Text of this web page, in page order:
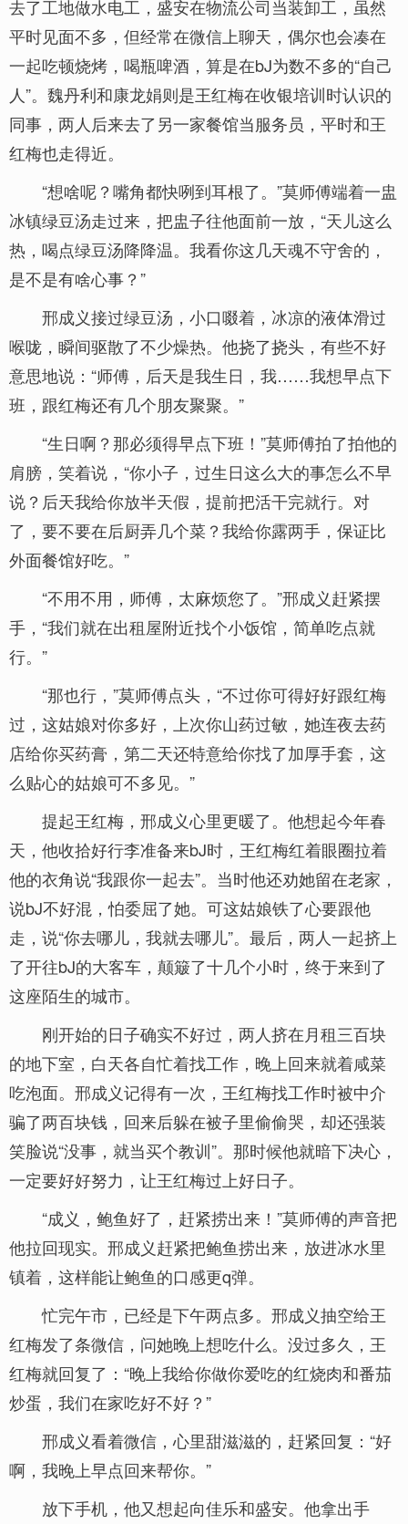
去了工地做水电工，盛安在物流公司当装卸工，虽然
平时见面不多，但经常在微信上聊天，偶尔也会凑在
一起吃顿烧烤，喝瓶啤酒，算是在bJ为数不多的“自己
人”。魏丹利和康龙娟则是王红梅在收银培训时认识的
同事，两人后来去了另一家餐馆当服务员，平时和王
红梅也走得近。
“想啥呢？嘴角都快咧到耳根了。”莫师傅端着一盅
冰镇绿豆汤走过来，把盅子往他面前一放，“天儿这么
热，喝点绿豆汤降降温。我看你这几天魂不守舍的，
是不是有啥心事？”
邢成义接过绿豆汤，小口啜着，冰凉的液体滑过
喉咙，瞬间驱散了不少燥热。他挠了挠头，有些不好
意思地说：“师傅，后天是我生日，我……我想早点下
班，跟红梅还有几个朋友聚聚。”
“生日啊？那必须得早点下班！”莫师傅拍了拍他的
肩膀，笑着说，“你小子，过生日这么大的事怎么不早
说？后天我给你放半天假，提前把活干完就行。对
了，要不要在后厨弄几个菜？我给你露两手，保证比
外面餐馆好吃。”
“不用不用，师傅，太麻烦您了。”邢成义赶紧摆
手，“我们就在出租屋附近找个小饭馆，简单吃点就
行。”
“那也行，”莫师傅点头，“不过你可得好好跟红梅
过，这姑娘对你多好，上次你山药过敏，她连夜去药
店给你买药膏，第二天还特意给你找了加厚手套，这
么贴心的姑娘可不多见。”
提起王红梅，邢成义心里更暖了。他想起今年春
天，他收拾好行李准备来bJ时，王红梅红着眼圈拉着
他的衣角说“我跟你一起去”。当时他还劝她留在老家，
说bJ不好混，怕委屈了她。可这姑娘铁了心要跟他
走，说“你去哪儿，我就去哪儿”。最后，两人一起挤上
了开往bJ的大客车，颠簸了十几个小时，终于来到了
这座陌生的城市。
刚开始的日子确实不好过，两人挤在月租三百块
的地下室，白天各自忙着找工作，晚上回来就着咸菜
吃泡面。邢成义记得有一次，王红梅找工作时被中介
骗了两百块钱，回来后躲在被子里偷偷哭，却还强装
笑脸说“没事，就当买个教训”。那时候他就暗下决心，
一定要好好努力，让王红梅过上好日子。
“成义，鲍鱼好了，赶紧捞出来！”莫师傅的声音把
他拉回现实。邢成义赶紧把鲍鱼捞出来，放进冰水里
镇着，这样能让鲍鱼的口感更q弹。
忙完午市，已经是下午两点多。邢成义抽空给王
红梅发了条微信，问她晚上想吃什么。没过多久，王
红梅就回复了：“晚上我给你做你爱吃的红烧肉和番茄
炒蛋，我们在家吃好不好？”
邢成义看着微信，心里甜滋滋的，赶紧回复：“好
啊，我晚上早点回来帮你。”
放下手机，他又想起向佳乐和盛安。他拿出手